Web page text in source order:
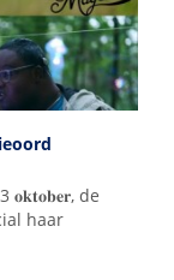
de
haar